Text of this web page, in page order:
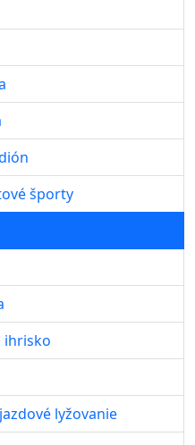
športy
ihrisko
lyžovanie